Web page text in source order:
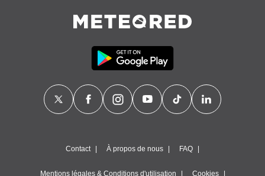
Contact À propos de nous FAQ
Mentions légales & Conditions d'utilisation Cookies